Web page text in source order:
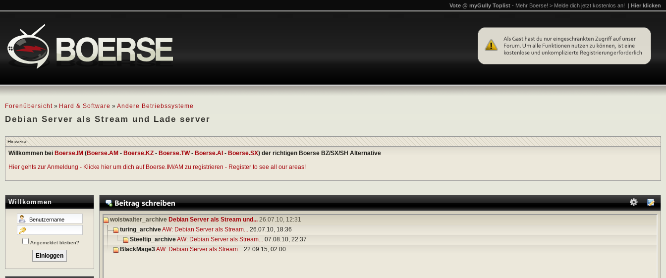
Forenübersicht » Hard & Software » Andere Betriebssysteme
Debian Server als Stream und Lade server
Vote @ myGully Toplist - Mehr Boerse! > Melde dich jetzt kostenlos an! | Hier klicken
Hinweise
Willkommen bei Boerse.IM (Boerse.AM - Boerse.KZ - Boerse.TW- Boerse.AI - Boerse.SX) der richtigen Boerse BZ/SX/SH Alternative
Hier gehts zur Anmeldung - Klicke hier um dich auf Boerse.IM/AM zu registrieren - Register to see all our areas!
Willkommen
Angemeldet bleiben?
woistwalter_archive Debian Server als Stream und... 26.07.10, 12:31
turing_archiveAW: Debian Server als Stream... 26.07.10, 18:36
Steeltip_archiveAW: Debian Server als Stream... 07.08.10, 22:37
BlackMage3AW: Debian Server als Stream... 22.09.15, 02:00